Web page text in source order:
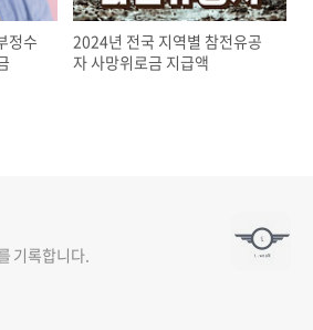
정수
2024년 전국 지역별 참전유공
자 사망위로금 지급액
기록합니다.